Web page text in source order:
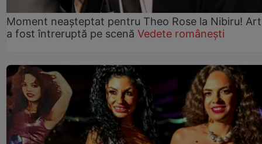
Moment neașteptat pentru Theo Rose la Nibiru!
a fost întreruptă pe scenă Vedete românești